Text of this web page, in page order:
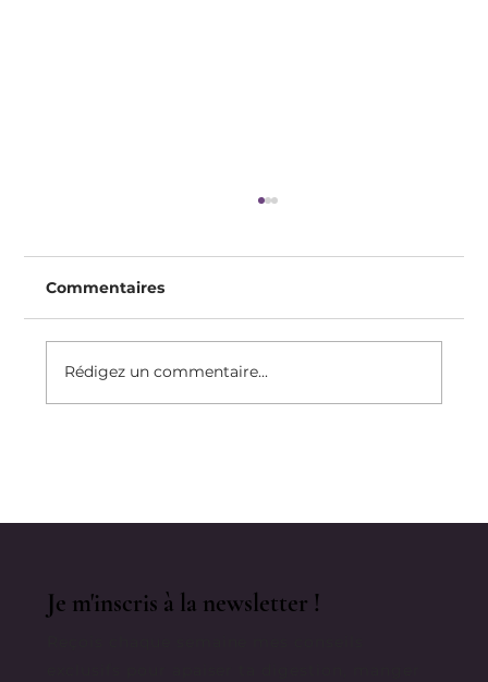
Commentaires
Rédigez un commentaire...
Je m'inscris à la newsletter !